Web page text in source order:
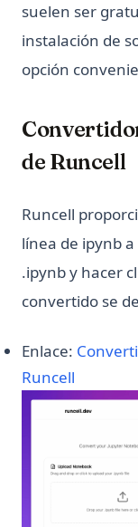
suelen ser
instalación de
opción
de Runcell
Runcell
línea de ipynb
.ipynb y hacer
convertido se
Enlace:
Runcell